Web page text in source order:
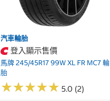
汽車輪胎
登入顯示售價
馬牌 245/45R17 99W XL FR MC7 輪
胎
★★★★★
★★★★★ 5.0 (2)